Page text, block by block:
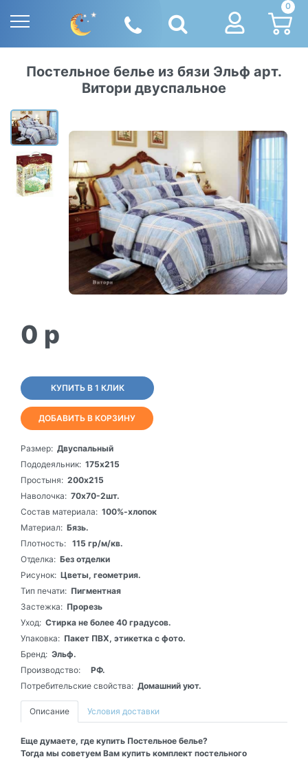
0
Постельное белье из бязи Эльф арт.
Витори двуспальное
0 p
КУПИТЬ В 1 КЛИК
ДОБАВИТЬ В КОРЗИНУ
Размер: Двуспальный
Пододеяльник: 175х215
Простыня: 200х215
Наволочка: 70х70-2шт.
Состав материала: 100%-хлопок
Материал: Бязь.
Плотность: 115 гр/м/кв.
Отделка: Без отделки
Рисунок: Цветы, геометрия.
Тип печати: Пигментная
Застежка: Прорезь
Уход: Стирка не более 40 градусов.
Упаковка: Пакет ПВХ, этикетка с фото.
Бренд: Эльф.
Производство:
РФ.
Потребительские свойства: Домашний уют.
Описание Условия доставки
Еще думаете, где купить Постельное белье?
Тогда мы советуем Вам купить комплект постельного